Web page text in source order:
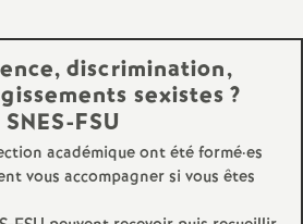
é
O
r
l
discrimination,
sexistes ?
FSU
académique ont été formé·es
vous accompagner si vous êtes